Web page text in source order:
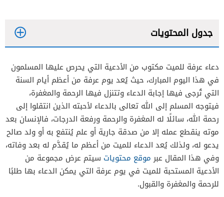
جدول المحتويات
دعاء عرفة للميت مكتوب من الأدعية التي يحرص عليها المسلمون
في هذا اليوم المبارك، حيث يُعد يوم عرفة من أعظم أيام السنة
التي تُرجى فيها إجابة الدعاء وتتنزل فيها الرحمة والمغفرة،
فيتوجه المسلم إلى الله تعالى بالدعاء لأحبته الذين انتقلوا إلى
رحمة الله، سائلًا له المغفرة والرحمة ورفعة الدرجات، فالإنسان بعد
موته ينقطع عمله إلا من صدقة جارية أو علم يُنتفع به أو ولد صالح
يدعو له، ولذلك يُعد الدعاء للميت من أعظم ما يُقدَّم له بعد وفاته،
وفي هذا المقال عبرموقع محتويات سيتم عرض مجموعة من
الأدعية المستحبة للميت في يوم عرفة التي يمكن الدعاء بها طلبًا
للرحمة والمغفرة والقبول.